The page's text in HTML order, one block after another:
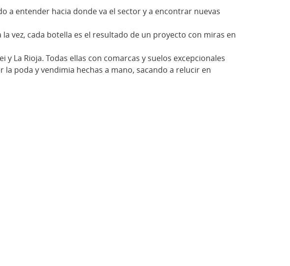
a entender hacia donde va el sector y a encontrar nuevas
vez, cada botella es el resultado de un proyecto con miras en
La Rioja. Todas ellas con comarcas y suelos excepcionales
poda y vendimia hechas a mano, sacando a relucir en